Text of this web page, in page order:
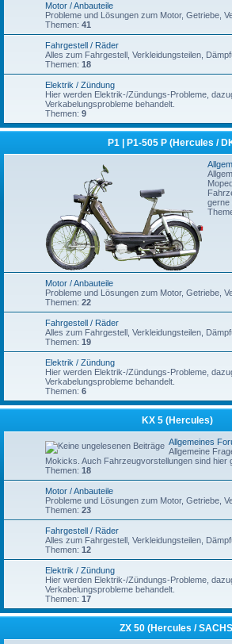
Motor / Anbauteile
Probleme und Lösungen zum Motor, Getriebe,
Themen: 41
Fahrgestell / Räder
Alles zum Fahrgestell, Verkleidungsteilen,
Themen: 18
Elektrik / Zündung
Hier werden Elektrik-/Zündungs-Probleme,
Verkabelungsprobleme behandelt.
Themen: 9
P1 | P1-505 P (Hercules /
gerne
Motor / Anbauteile
Probleme und Lösungen zum Motor, Getriebe,
Themen: 22
Fahrgestell / Räder
Alles zum Fahrgestell, Verkleidungsteilen,
Themen: 19
Elektrik / Zündung
Hier werden Elektrik-/Zündungs-Probleme,
Verkabelungsprobleme behandelt.
Themen: 6
KX 5 (Hercules)
Allgemeines
Allgemeine
Mokicks. Auch Fahrzeugvorstellungen sind hier
Themen: 18
Motor / Anbauteile
Probleme und Lösungen zum Motor, Getriebe,
Themen: 23
Fahrgestell / Räder
Alles zum Fahrgestell, Verkleidungsteilen,
Themen: 12
Elektrik / Zündung
Hier werden Elektrik-/Zündungs-Probleme,
Verkabelungsprobleme behandelt.
Themen: 17
ZX 50 (Hercules /